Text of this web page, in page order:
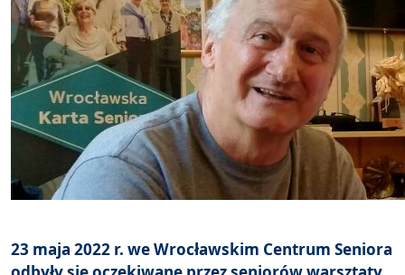
23 maja 2022 r. we Wrocławskim Centrum Seniora